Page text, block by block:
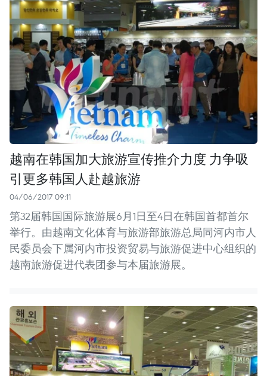
越南在韩国加大旅游宣传推介力度 力争吸
引更多韩国人赴越旅游
04/06/2017 09:11
第32届韩国国际旅游展6月1日至4日在韩国首都首尔
举行。由越南文化体育与旅游部旅游总局同河内市人
民委员会下属河内市投资贸易与旅游促进中心组织的
越南旅游促进代表团参与本届旅游展。